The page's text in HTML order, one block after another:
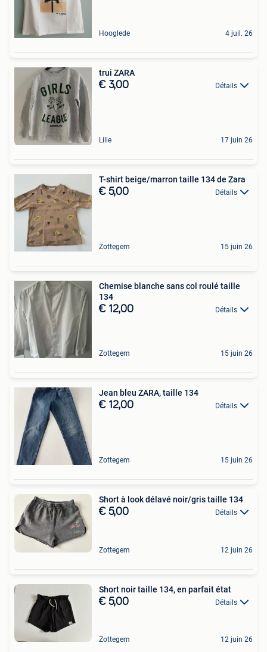
Hooglede 4 juil. 26
trui ZARA
€ 3,00 Détails
Lille 17 juin 26
T-shirt beige/marron taille 134 de Zara
€ 5,00 Détails
Zottegem 15 juin 26
Chemise blanche sans col roulé taille
134
€ 12,00 Détails
Zottegem 15 juin 26
Jean bleu ZARA, taille 134
€ 12,00 Détails
Zottegem 15 juin 26
Short à look délavé noir/gris taille 134
€ 5,00 Détails
Zottegem 12 juin 26
Short noir taille 134, en parfait état
€ 5,00 Détails
Zottegem 12 juin 26